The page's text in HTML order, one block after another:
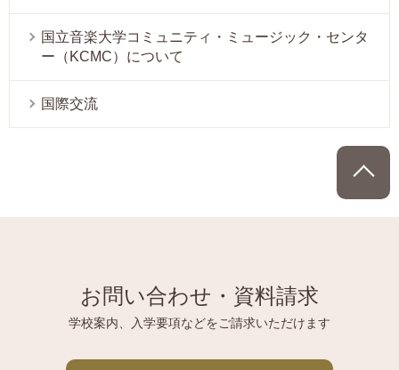
国立音楽大学コミュニティ・ミュージック・センタ
ー（KCMC）について
国際交流
お問い合わせ・資料請求
学校案内、入学要項などをご請求いただけます